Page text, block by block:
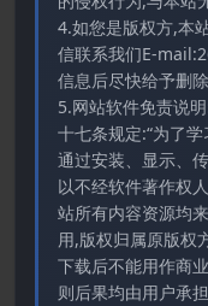
4.如您是版权方,本
信联系我们E-
信息后尽快给予删
5.网站软件免责说
十七条规定:“为了
通过安装、显示、
以不经软件著作权
站所有内容资源均
用,版权归属原版权
下载后不能用作商
则后果均由用户承